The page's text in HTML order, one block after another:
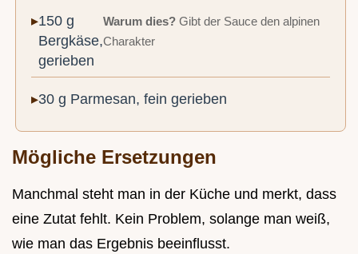
150 g
Bergkäse,
gerieben
Warum dies? Gibt der Sauce den alpinen
Charakter
30 g Parmesan, fein gerieben
Mögliche Ersetzungen
Manchmal steht man in der Küche und merkt, dass
eine Zutat fehlt. Kein Problem, solange man weiß,
wie man das Ergebnis beeinflusst.